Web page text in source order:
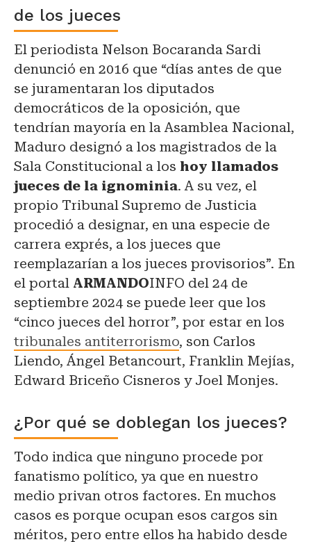
de los jueces
El periodista Nelson Bocaranda Sardi
denunció en 2016 que “días antes de que
se juramentaran los diputados
democráticos de la oposición, que
tendrían mayoría en la Asamblea Nacional,
Maduro designó a los magistrados de la
Sala Constitucional a los hoy llamados
jueces de la ignominia. A su vez, el
propio Tribunal Supremo de Justicia
procedió a designar, en una especie de
carrera exprés, a los jueces que
reemplazarían a los jueces provisorios”. En
el portal ARMANDOINFO del 24 de
septiembre 2024 se puede leer que los
“cinco jueces del horror”, por estar en los
tribunales antiterrorismo, son Carlos
Liendo, Ángel Betancourt, Franklin Mejías,
Edward Briceño Cisneros y Joel Monjes.
¿Por qué se doblegan los jueces?
Todo indica que ninguno procede por
fanatismo político, ya que en nuestro
medio privan otros factores. En muchos
casos es porque ocupan esos cargos sin
méritos, pero entre ellos ha habido desde